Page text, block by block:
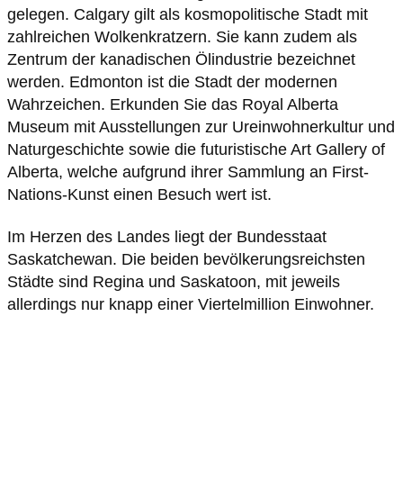
gelegen. Calgary gilt als kosmopolitische Stadt mit
zahlreichen Wolkenkratzern. Sie kann zudem als
Zentrum der kanadischen Ölindustrie bezeichnet
werden. Edmonton ist die Stadt der modernen
Wahrzeichen. Erkunden Sie das Royal Alberta
Museum mit Ausstellungen zur Ureinwohnerkultur und
Naturgeschichte sowie die futuristische Art Gallery of
Alberta, welche aufgrund ihrer Sammlung an First-
Im Herzen des Landes liegt der Bundesstaat
Saskatchewan. Die beiden bevölkerungsreichsten
Städte sind Regina und Saskatoon, mit jeweils